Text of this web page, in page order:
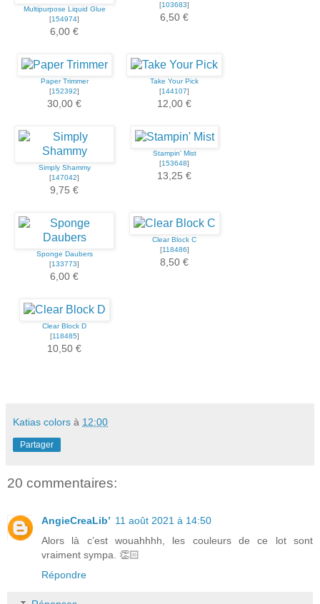
Multipurpose Liquid Glue
[154974]
6,00 €
[103683]
6,50 €
Paper Trimmer
[152392]
30,00 €
Take Your Pick
[144107]
12,00 €
Simply Shammy
[147042]
9,75 €
Stampin' Mist
[153648]
13,25 €
Sponge Daubers
[133773]
6,00 €
Clear Block C
[118486]
8,50 €
Clear Block D
[118485]
10,50 €
Katias colors à 12:00
Partager
20 commentaires:
AngieCreaLib’ 11 août 2021 à 14:50
Alors là c’est wouahhhh, les couleurs de ce lot sont
vraiment sympa. 👏🏻
Répondre